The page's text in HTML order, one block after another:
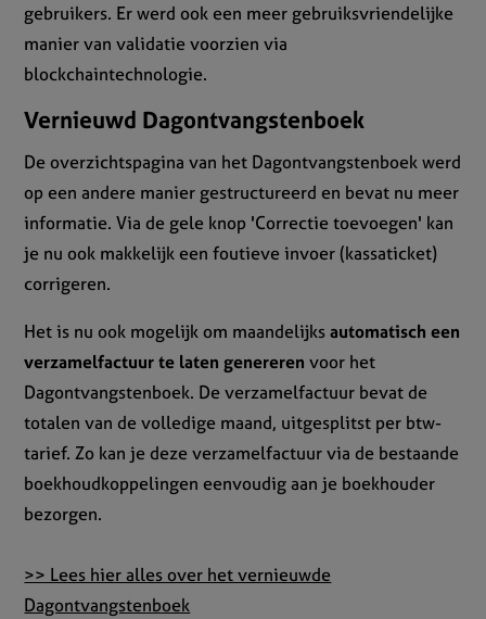
gebruikers. Er werd ook een meer gebruiksvriendelijke
manier van validatie voorzien via
blockchaintechnologie.
Vernieuwd Dagontvangstenboek
De overzichtspagina van het Dagontvangstenboek werd
op een andere manier gestructureerd en bevat nu meer
informatie. Via de gele knop 'Correctie toevoegen' kan
je nu ook makkelijk een foutieve invoer (kassaticket)
corrigeren.
Het is nu ook mogelijk om maandelijksautomatisch een
verzamelfactuur te laten genereren voor het
Dagontvangstenboek. De verzamelfactuur bevat de
totalen van de volledige maand, uitgesplitst per btw-
tarief. Zo kan je deze verzamelfactuur via de bestaande
boekhoudkoppelingen eenvoudig aan je boekhouder
bezorgen.
>> Lees hier alles over het vernieuwde
Dagontvangstenboek